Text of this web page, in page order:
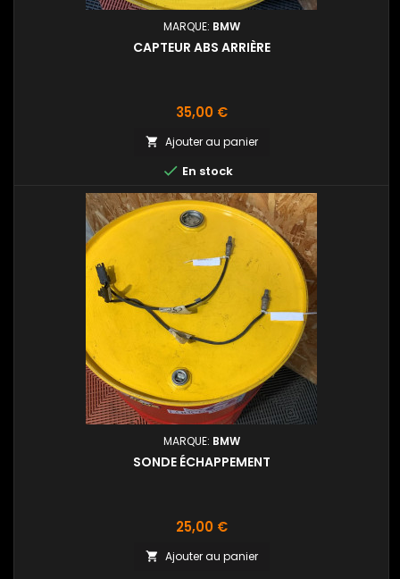
MARQUE: BMW
CAPTEUR ABS ARRIÈRE
Prix
35,00 €
 Ajouter au panier
 En stock
MARQUE: BMW
SONDE ÉCHAPPEMENT
Prix
25,00 €
 Ajouter au panier